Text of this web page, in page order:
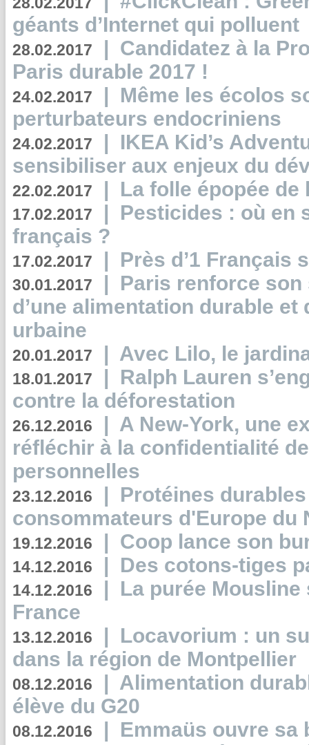
géants d’Internet qui polluent
28.02.2017 | Candidatez à la
Paris durable 2017 !
24.02.2017 | Même les écolos
perturbateurs endocriniens
24.02.2017 | IKEA Kid’s
sensibiliser aux enjeux du
22.02.2017 | La folle épopée de
17.02.2017 | Pesticides : où en
français ?
17.02.2017 | Près d’1 Français
30.01.2017 | Paris renforce
d’une alimentation durable et
urbaine
20.01.2017 | Avec Lilo, le
18.01.2017 | Ralph Lauren
contre la déforestation
26.12.2016 | A New-York, une
réfléchir à la confidentialité
personnelles
23.12.2016 | Protéines
consommateurs d'Europe du
19.12.2016 | Coop lance son
14.12.2016 | Des cotons-tiges
14.12.2016 | La purée
France
13.12.2016 | Locavorium : un
dans la région de Montpellier
08.12.2016 | Alimentation
élève du G20
08.12.2016 | Emmaüs ouvre sa